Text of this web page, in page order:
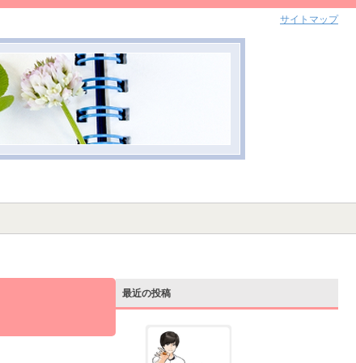
最近の投稿
サイトマップ